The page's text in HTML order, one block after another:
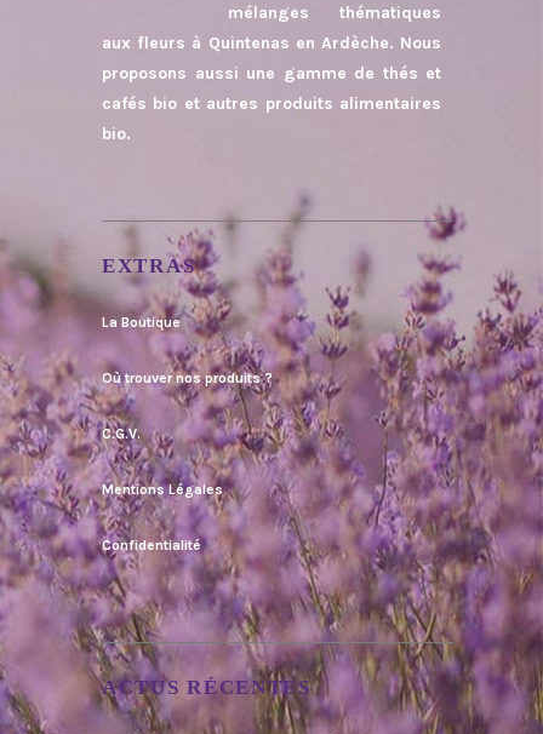
mélanges thématiques
aux fleurs à Quintenas en Ardèche. Nous
proposons aussi une gamme de thés et
cafés bio et autres produits alimentaires
bio.
EXTRAS
La Boutique
Où trouver nos produits ?
C.G.V.
Mentions Légales
Confidentialité
ACTUS RÉCENTES